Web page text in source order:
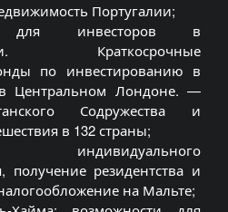
Португалии;
для инвесторов в
Краткосрочные
по инвестированию в
Центральном Лондоне. —
Содружества и
в 132 страны;
индивидуального
получение резидентства и
на Мальте;